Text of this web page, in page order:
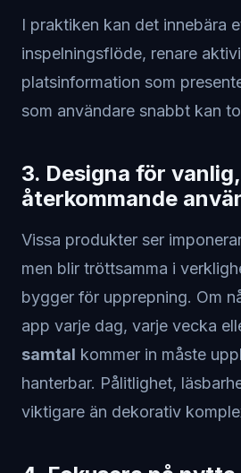
I praktiken kan det innebära
inspelningsflöde, renare
platsinformation som
som användare snabbt kan
3. Designa för vanlig,
återkommande
Vissa produkter ser
men blir tröttsamma i
bygger för upprepning. Om
app varje dag, varje vecka
samtal kommer in måste
hanterbar. Pålitlighet,
viktigare än dekorativ